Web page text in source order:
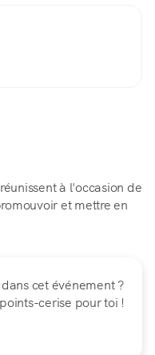
à l'occasion de
et mettre en
cet événement ?
cerise pour toi !